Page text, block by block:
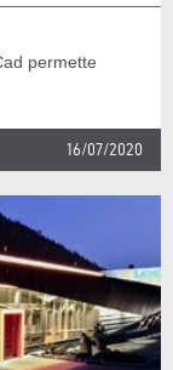
permette
16/07/2020